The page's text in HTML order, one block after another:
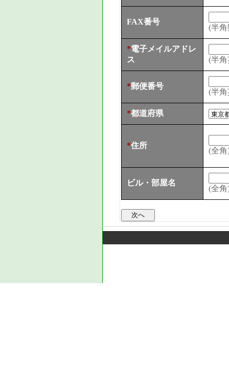
FAX番号
(半
*電子メイルアドレ
ス
(半
*郵便番号
(半
*都道府県
*住所
(全角
ビル・部屋名
(全角